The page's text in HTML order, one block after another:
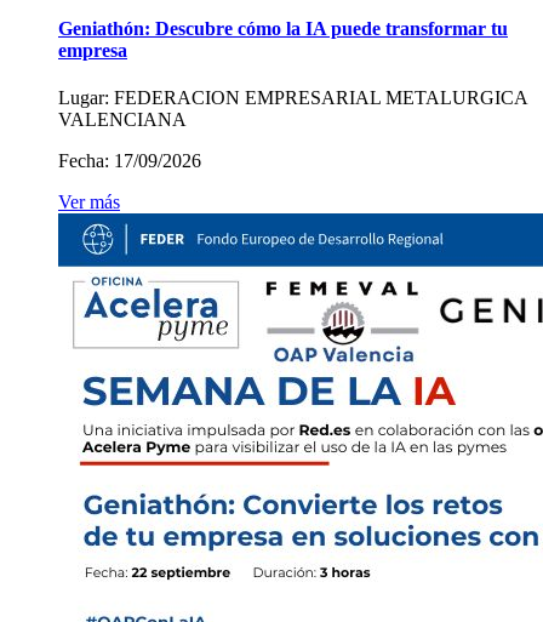
Geniathón: Descubre cómo la IA puede transformar tu
empresa
Lugar: FEDERACION EMPRESARIAL METALURGICA
VALENCIANA
Fecha: 17/09/2026
Ver más